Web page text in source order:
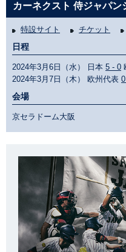
カーネクスト 侍ジャパ
特設サイト チケット
日程
2024年3月6日（水） 日本 5 - 0
2024年3月7日（木） 欧州代表
会場
京セラドーム大阪